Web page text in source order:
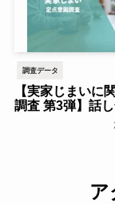
調査データ
【実家じまいに
調査 第3弾】話
率は29.5％で前
下。「大相続時
ア